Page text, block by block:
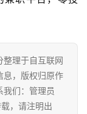
整理于自互联网
息，版权归原作
们：管理员
，请注明出